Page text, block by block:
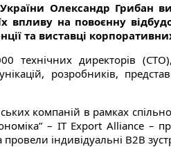
Олександр Грибан
впливу на повоєнну
та виставці
директорів
розробників,
компаній в рамках
– IT Export Alliance –
індивідуальні B2B